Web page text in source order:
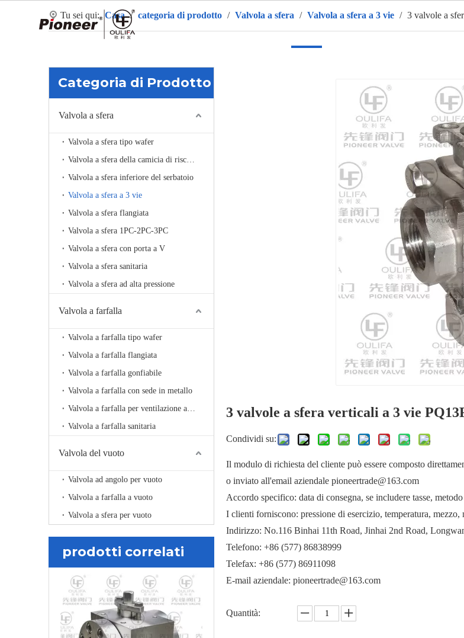
Tu sei qui: Casa / categoria di prodotto / Valvola a sfera / Valvola a sfera a 3 vie / 3 valvole a
Categoria di Prodotto
Valvola a sfera
Valvola a sfera tipo wafer
Valvola a sfera della camicia di riscaldamento
Valvola a sfera inferiore del serbatoio
Valvola a sfera a 3 vie
Valvola a sfera flangiata
Valvola a sfera 1PC-2PC-3PC
Valvola a sfera con porta a V
Valvola a sfera sanitaria
Valvola a sfera ad alta pressione
Valvola a farfalla
Valvola a farfalla tipo wafer
Valvola a farfalla flangiata
Valvola a farfalla gonfiabile
Valvola a farfalla con sede in metallo
Valvola a farfalla per ventilazione ad alta temperatura
Valvola a farfalla sanitaria
Valvola del vuoto
Valvola ad angolo per vuoto
Valvola a farfalla a vuoto
Valvola a sfera per vuoto
prodotti correlati
3 valvole a sfera verticali a 3 vie
Condividi su:
Il modulo di richiesta del cliente può essere composto
o inviato all'email aziendale pioneertrade@163.com
Accordo specifico: data di consegna, se includere tasse,
I clienti forniscono: pressione di esercizio, temperatura,
Indirizzo: No.116 Binhai 11th Road, Jinhai 2nd Road,
Telefono: +86 (577) 86838999
Telefax: +86 (577) 86911098
E-mail aziendale: pioneertrade@163.com
Quantità: